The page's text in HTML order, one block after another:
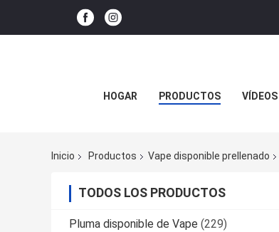
HOGAR PRODUCTOS VÍDEOS
Inicio Productos Vape disponible prellenado
TODOS LOS PRODUCTOS
Pluma disponible de Vape (229)